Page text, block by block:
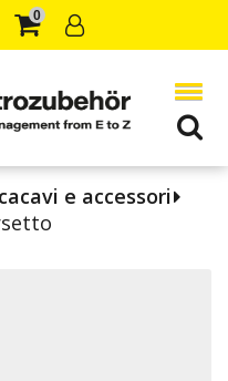
0
e accessori